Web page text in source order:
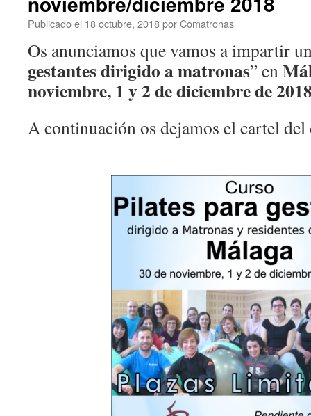
la
Publicado el 18 octubre, 2018porComatronas
Os anunciamos que vamos a impartir
gestantes dirigido a matronas” en
noviembre, 1 y 2 de diciembre de
A continuación os dejamos el cartel